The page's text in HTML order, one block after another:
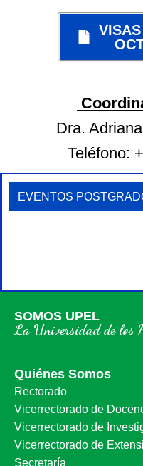
Dra.
Teléfono:
EVENTOS
CONGRESO
DE
EDUCACIÓN
SOMOS UPEL
La Universidad de los
Quiénes Somos
Rectorado
Vicerrectorado de
Vicerrectorado de
Vicerrectorado de
Secretaría